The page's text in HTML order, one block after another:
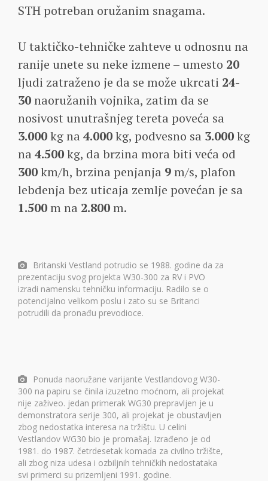
STH potreban oružanim snagama.
U taktičko-tehničke zahteve u odnosnu na
ranije unete su neke izmene – umesto 20
ljudi zatraženo je da se može ukrcati 24-
30naoružanih vojnika, zatim da se
nosivost unutrašnjeg tereta poveća sa
3.000kg na 4.000kg, podvesno sa 3.000kg
na 4.500kg, da brzina mora biti veća od
300km/h, brzina penjanja 9m/s, plafon
lebdenja bez uticaja zemlje povećan je sa
1.500m na 2.800m.
Britanski Vestland potrudio se 1988. godine da za
prezentaciju svog projekta W30-300 za RV i PVO
izradi namensku tehničku informaciju. Radilo se o
potencijalno velikom poslu i zato su se Britanci
potrudili da pronađu prevodioce.
Ponuda naoružane varijante Vestlandovog W30-
300 na papiru se činila izuzetno moćnom, ali projekat
nije zaživeo. jedan primerak WG30 prepravljen je u
demonstratora serije 300, ali projekat je obustavljen
zbog nedostatka interesa na tržištu. U celini
Vestlandov WG30 bio je promašaj. Izrađeno je od
1981. do 1987. četrdesetak komada za civilno tržište,
ali zbog niza udesa i ozbiljnih tehničkih nedostataka
svi primerci su prizemljeni 1991. godine.